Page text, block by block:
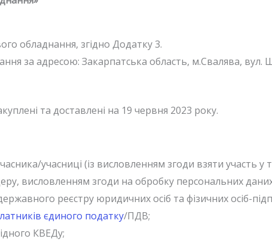
обладнання, згідно Додатку 3.
за адресою: Закарпатська область, м.Свалява, вул.
та доставлені на 19 червня 2023 року.
учасниці (із висловленням згоди взяти участь
висловленням згоди на обробку персональних
реєстру юридичних осіб та фізичних осіб-
єдиного податку/ПДВ;
КВЕДу;